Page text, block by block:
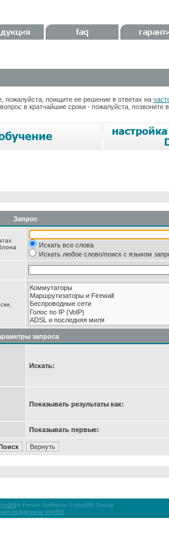
поищите ее решение в ответах на
в кратчайшие сроки - пожалуйста, позвоните
Запрос
Искать все слова
Искать любое слово/поиск с языком
запроса
Искать:
Показывать результаты как:
Показывать первые:
® Forum Software © phpBB Group
поддержка phpBB